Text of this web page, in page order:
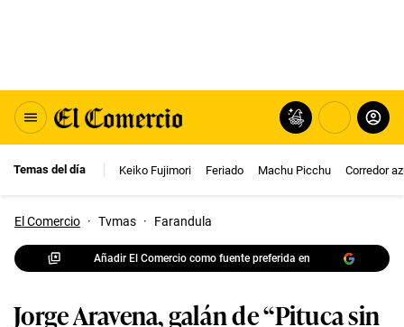
Temas del día Keiko Fujimori Feriado Machu Picchu Corredor
El Comercio · Tvmas · Farandula
Añadir El Comercio como fuente preferida en
Jorge Aravena, galán de “Pituca sin